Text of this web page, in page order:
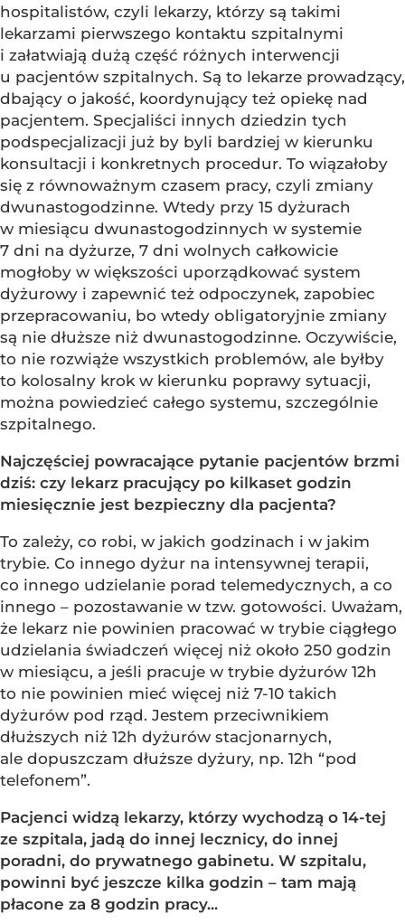
hospitalistów, czyli lekarzy, którzy są takimi
lekarzami pierwszego kontaktu szpitalnymi
i załatwiają dużą część różnych interwencji
u pacjentów szpitalnych. Są to lekarze prowadzący,
dbający o jakość, koordynujący też opiekę nad
pacjentem. Specjaliści innych dziedzin tych
podspecjalizacji już by byli bardziej w kierunku
konsultacji i konkretnych procedur. To wiązałoby
się z równoważnym czasem pracy, czyli zmiany
dwunastogodzinne. Wtedy przy 15 dyżurach
w miesiącu dwunastogodzinnych w systemie
7 dni na dyżurze, 7 dni wolnych całkowicie
mogłoby w większości uporządkować system
dyżurowy i zapewnić też odpoczynek, zapobiec
przepracowaniu, bo wtedy obligatoryjnie zmiany
są nie dłuższe niż dwunastogodzinne. Oczywiście,
to nie rozwiąże wszystkich problemów, ale byłby
to kolosalny krok w kierunku poprawy sytuacji,
można powiedzieć całego systemu, szczególnie
szpitalnego.
Najczęściej powracające pytanie pacjentów brzmi
dziś: czy lekarz pracujący po kilkaset godzin
miesięcznie jest bezpieczny dla pacjenta?
To zależy, co robi, w jakich godzinach i w jakim
trybie. Co innego dyżur na intensywnej terapii,
co innego udzielanie porad telemedycznych, a co
innego – pozostawanie w tzw. gotowości. Uważam,
że lekarz nie powinien pracować w trybie ciągłego
udzielania świadczeń więcej niż około 250 godzin
w miesiącu, a jeśli pracuje w trybie dyżurów 12h
to nie powinien mieć więcej niż 7-10 takich
dyżurów pod rząd. Jestem przeciwnikiem
dłuższych niż 12h dyżurów stacjonarnych,
ale dopuszczam dłuższe dyżury, np. 12h “pod
telefonem”.
Pacjenci widzą lekarzy, którzy wychodzą o 14-tej
ze szpitala, jadą do innej lecznicy, do innej
poradni, do prywatnego gabinetu. W szpitalu,
powinni być jeszcze kilka godzin – tam mają
płacone za 8 godzin pracy...